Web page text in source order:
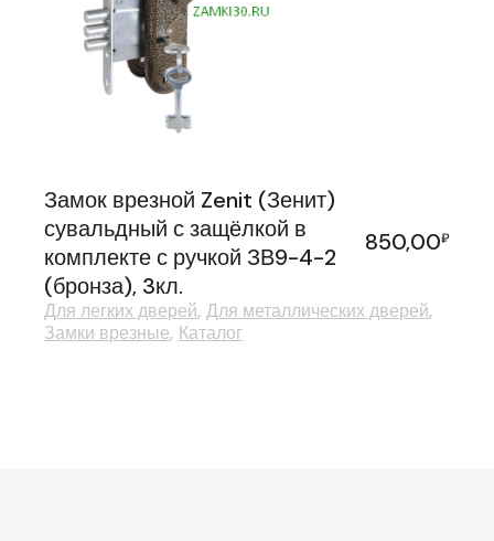
Замок врезной Zenit (Зенит)
сувальдный с защёлкой в
комплекте с ручкой ЗВ9-4-2
(бронза), 3кл.
850,00₽
Для легких дверей Для металлических дверей
Замки врезные Каталог